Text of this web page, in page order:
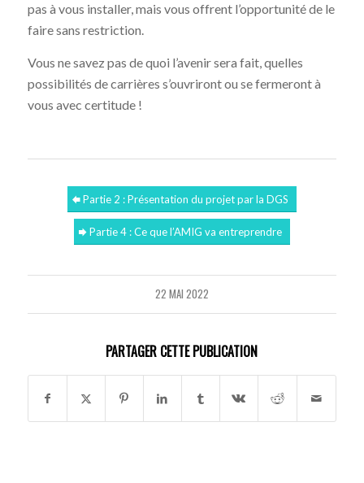
pas à vous installer, mais vous offrent l’opportunité de le
faire sans restriction.
Vous ne savez pas de quoi l’avenir sera fait, quelles
possibilités de carrières s’ouvriront ou se fermeront à
vous avec certitude !
Partie 2 : Présentation du projet par la DGS
Partie 4 : Ce que l’AMIG va entreprendre
22 MAI 2022
PARTAGER CETTE PUBLICATION